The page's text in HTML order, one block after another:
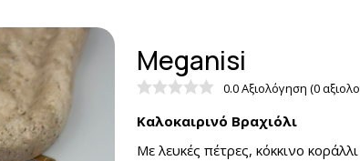
Meganisi
0.0 Αξιολόγηση (0
Καλοκαιρινό Βραχιόλι
Με λευκές πέτρες, κόκκινο